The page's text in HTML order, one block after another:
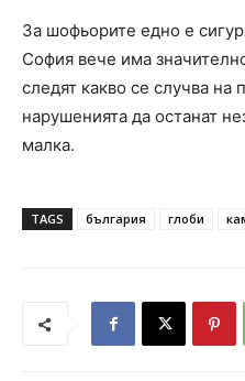
За шофьорите едно е
София вече има
следят какво се случва на
нарушенията да останат
малка.
TAGS българия глоби